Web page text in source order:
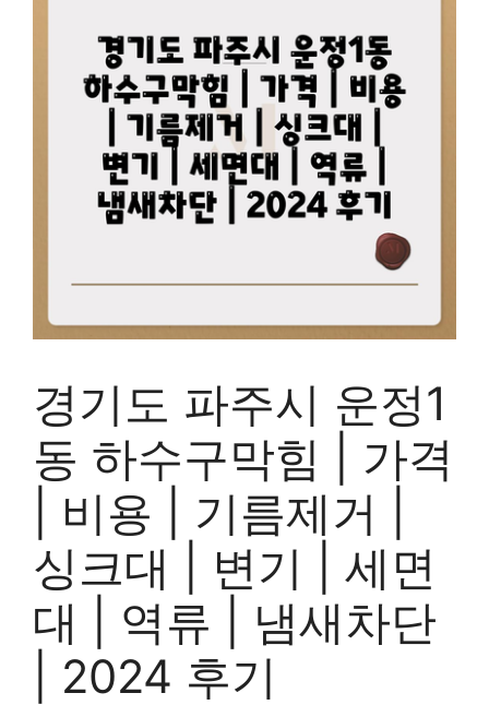
경기도 파주시 운정1
동 하수구막힘 | 가격
| 비용 | 기름제거 |
싱크대 | 변기 | 세면
대 | 역류 | 냄새차단
| 2024 후기